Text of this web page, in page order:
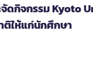
ดกิจกรรม Kyoto
ติให้แก่นักศึกษา